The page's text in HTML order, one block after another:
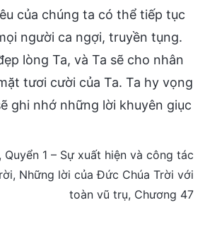
của chúng ta có thể tiếp tục
người ca ngợi, truyền tụng.
lòng Ta, và Ta sẽ cho nhân
tươi cười của Ta. Ta hy vọng
ghi nhớ những lời khuyên giục
1 – Sự xuất hiện và công tác
Những lời của Đức Chúa Trời với
toàn vũ trụ, Chương 47